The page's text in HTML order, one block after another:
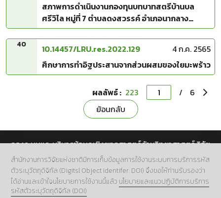
สภาพการดำเนินงานกองทุนบทบาทสตรีบ้านบล
ศรีวิไล หมู่ที่ 7 ตำบลดงสวรรค์ อำเภอนากลาง
จังหวัดหนองบัวลำภู
40 10.14457/LRU.res.2022.129
4 ก.ค. 2565
ศึกษาการทำอิฐประสานจากส่วนผสมของใยมะพร้าว
ผลลัพธ์ : 223 /
6
ย้อนกลับ
กองระบบและบริหารข้อมูลเชิงยุทธศาสตร์ด้านวิทยาศาสตร์ วิจัย
และนวัตกรรม สำนักงานการวิจัยแห่งชาติ (วช.)
ที่อยู่.196 ถนนพหลโยธิน แขวงลาดยาว เขตจตุจักร กทม.
10900
สำนักงานการวิจัยแห่งชาติมีการเก็บข้อมูลการใช้งานระบบการบริการรหัส
ตัวระบุวัตถุดิจิทัล (Digitsl Object Identifer: DOI) จึงขอให้ท่านรับรองว่า
ได้อ่านและเข้าใจนโยบายการใช้งานนี้แล้ว นโยบายและแนวปฏิบัติการบริการ
รหัสตัวระบุวัตถุดิจิทัล (DOI)